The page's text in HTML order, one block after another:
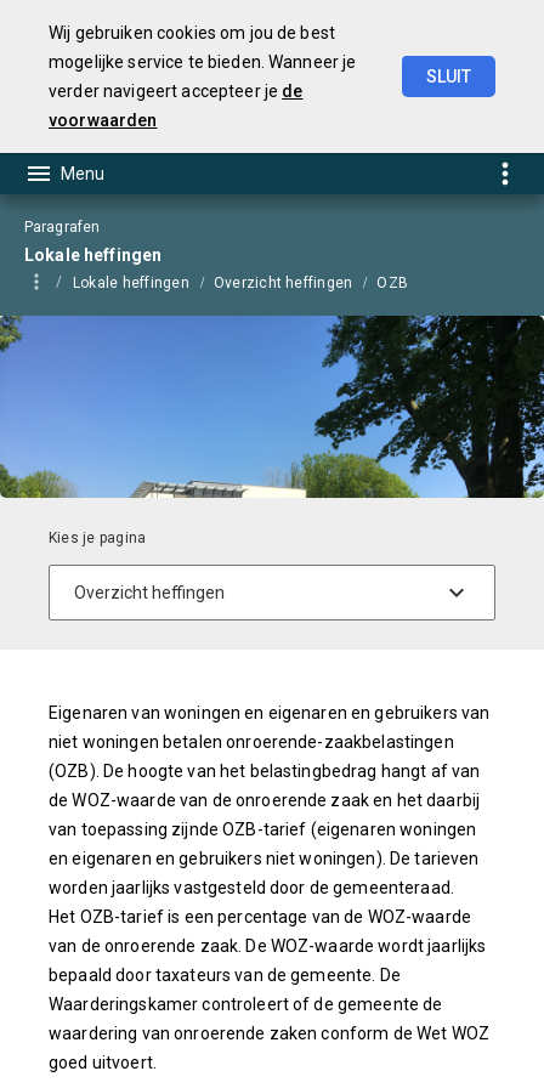
Wij gebruiken cookies om jou de best
mogelijke service te bieden. Wanneer je
verder navigeert accepteer je de
voorwaarden
SLUIT
Paragrafen
Lokale heffingen
Lokale heffingen Overzicht heffingen OZB
Eigenaren van woningen en eigenaren en gebruikers van
niet woningen betalen onroerende-zaakbelastingen
(OZB). De hoogte van het belastingbedrag hangt af van
de WOZ-waarde van de onroerende zaak en het daarbij
van toepassing zijnde OZB-tarief (eigenaren woningen
en eigenaren en gebruikers niet woningen). De tarieven
worden jaarlijks vastgesteld door de gemeenteraad.
Het OZB-tarief is een percentage van de WOZ-waarde
van de onroerende zaak. De WOZ-waarde wordt jaarlijks
bepaald door taxateurs van de gemeente. De
Waarderingskamer controleert of de gemeente de
waardering van onroerende zaken conform de Wet WOZ
goed uitvoert.